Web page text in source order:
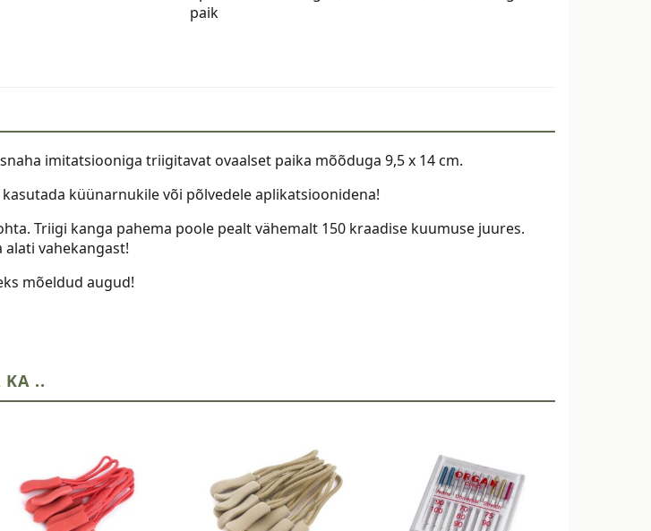
x
kogus
paik
imitatsiooniga triigitavat ovaalset paika mõõduga 9,5 x 14 cm.
küünarnukile või põlvedele aplikatsioonidena!
Triigi kanga pahema poole pealt vähemalt 150 kraadise kuumuse juures.
vahekangast!
mõeldud augud!
KA ..